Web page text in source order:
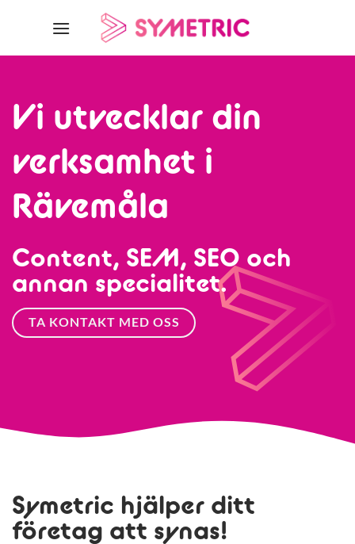
Vi utvecklar din
verksamhet i
Rävemåla
Content, SEM, SEO och
annan specialitet.
TA KONTAKT MED OSS
Symetric hjälper ditt
företag att synas!